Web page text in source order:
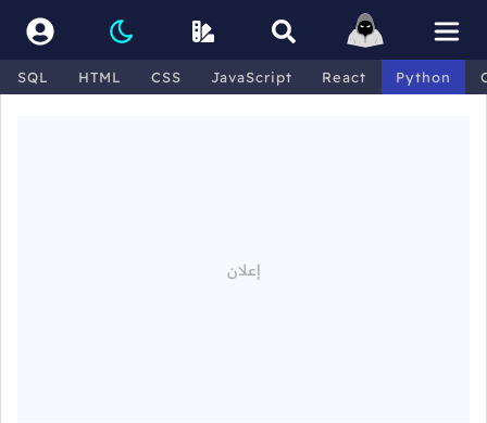
SQL HTML CSS JavaScript React Python